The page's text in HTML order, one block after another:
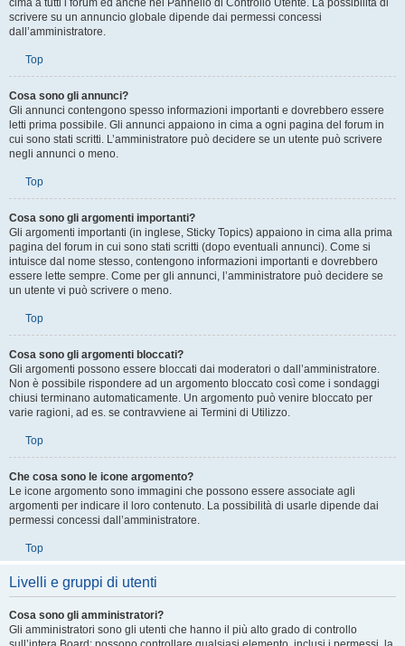
Gli annunci globali sono annunci che contengono informazioni molto
importanti e tu dovresti leggerli quanto prima. Gli annunci globali appaiono in
cima a tutti i forum ed anche nel Pannello di Controllo Utente. La possibilità di
dall’amministratore.
Top
Cosa sono gli annunci?
Gli annunci contengono spesso informazioni importanti e dovrebbero essere
letti prima possibile. Gli annunci appaiono in cima a ogni pagina del forum in
negli annunci o meno.
Top
Cosa sono gli argomenti importanti?
Gli argomenti importanti (in inglese, Sticky Topics) appaiono in cima alla prima
pagina del forum in cui sono stati scritti (dopo eventuali annunci). Come si
intuisce dal nome stesso, contengono informazioni importanti e dovrebbero
essere lette sempre. Come per gli annunci, l’amministratore può decidere se
un utente vi può scrivere o meno.
Top
Cosa sono gli argomenti bloccati?
Gli argomenti possono essere bloccati dai moderatori o dall’amministratore.
Non è possibile rispondere ad un argomento bloccato così come i sondaggi
chiusi terminano automaticamente. Un argomento può venire bloccato per
varie ragioni, ad es. se contravviene ai Termini di Utilizzo.
Top
Che cosa sono le icone argomento?
Le icone argomento sono immagini che possono essere associate agli
argomenti per indicare il loro contenuto. La possibilità di usarle dipende dai
permessi concessi dall’amministratore.
Top
Livelli e gruppi di utenti